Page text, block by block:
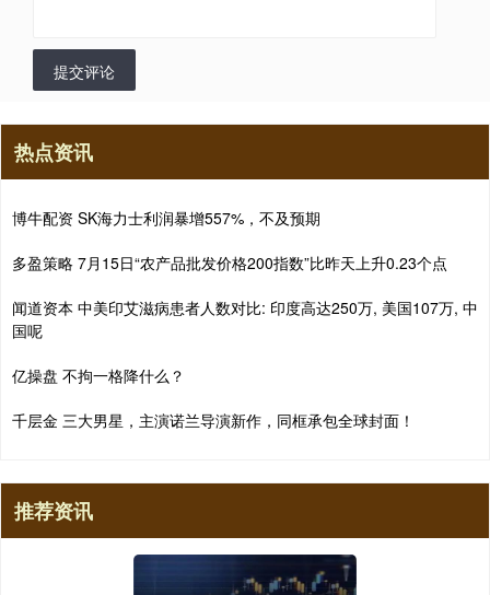
提交评论
热点资讯
博牛配资 SK海力士利润暴增557%，不及预期
多盈策略 7月15日“农产品批发价格200指数”比昨天上升0.23个点
闻道资本 中美印艾滋病患者人数对比: 印度高达250万, 美国107万, 中
国呢
亿操盘 不拘一格降什么？
千层金 三大男星，主演诺兰导演新作，同框承包全球封面！
推荐资讯